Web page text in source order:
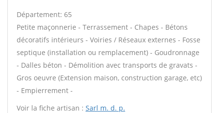
Département: 65
Petite maçonnerie - Terrassement - Chapes - Bétons
décoratifs intérieurs - Voiries / Réseaux externes - Fosse
septique (installation ou remplacement) - Goudronnage
- Dalles béton - Démolition avec transports de gravats -
Gros oeuvre (Extension maison, construction garage, etc)
- Empierrement -
Voir la fiche artisan : Sarl m. d. p.